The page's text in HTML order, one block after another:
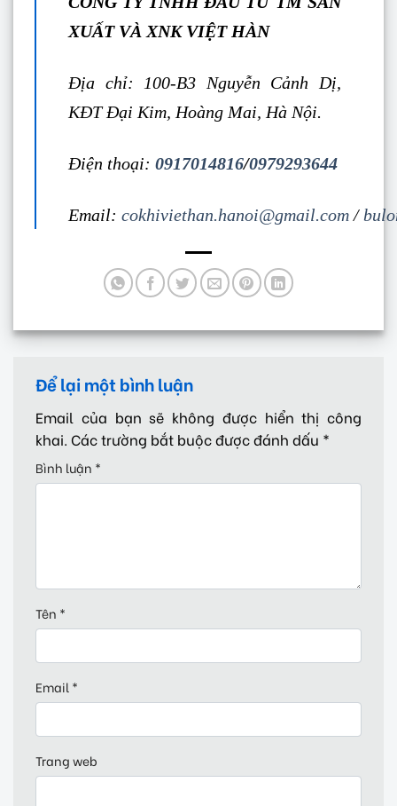
XUẤT VÀ XNK VIỆT HÀN
Địa chỉ: 100-B3 Nguyễn Cảnh Dị,
KĐT Đại Kim, Hoàng Mai, Hà Nội.
Điện thoại: 0917014816/0979293644
Email: cokhiviethan.hanoi@gmail.com/
Để lại một bình luận
Email của bạn sẽ không được hiển thị công
khai. Các trường bắt buộc được đánh dấu *
Bình luận *
Tên *
Email*
Trang web